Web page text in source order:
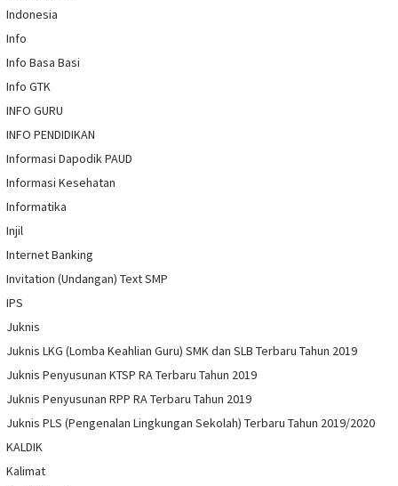
Indonesia
Info
Info Basa Basi
Info GTK
INFO GURU
INFO PENDIDIKAN
Informasi Dapodik PAUD
Informasi Kesehatan
Informatika
Injil
Internet Banking
Invitation (Undangan) Text SMP
IPS
Juknis
Juknis LKG (Lomba Keahlian Guru) SMK dan SLB Terbaru Tahun 2019
Juknis Penyusunan KTSP RA Terbaru Tahun 2019
Juknis Penyusunan RPP RA Terbaru Tahun 2019
Juknis PLS (Pengenalan Lingkungan Sekolah) Terbaru Tahun 2019/2020
KALDIK
Kalimat